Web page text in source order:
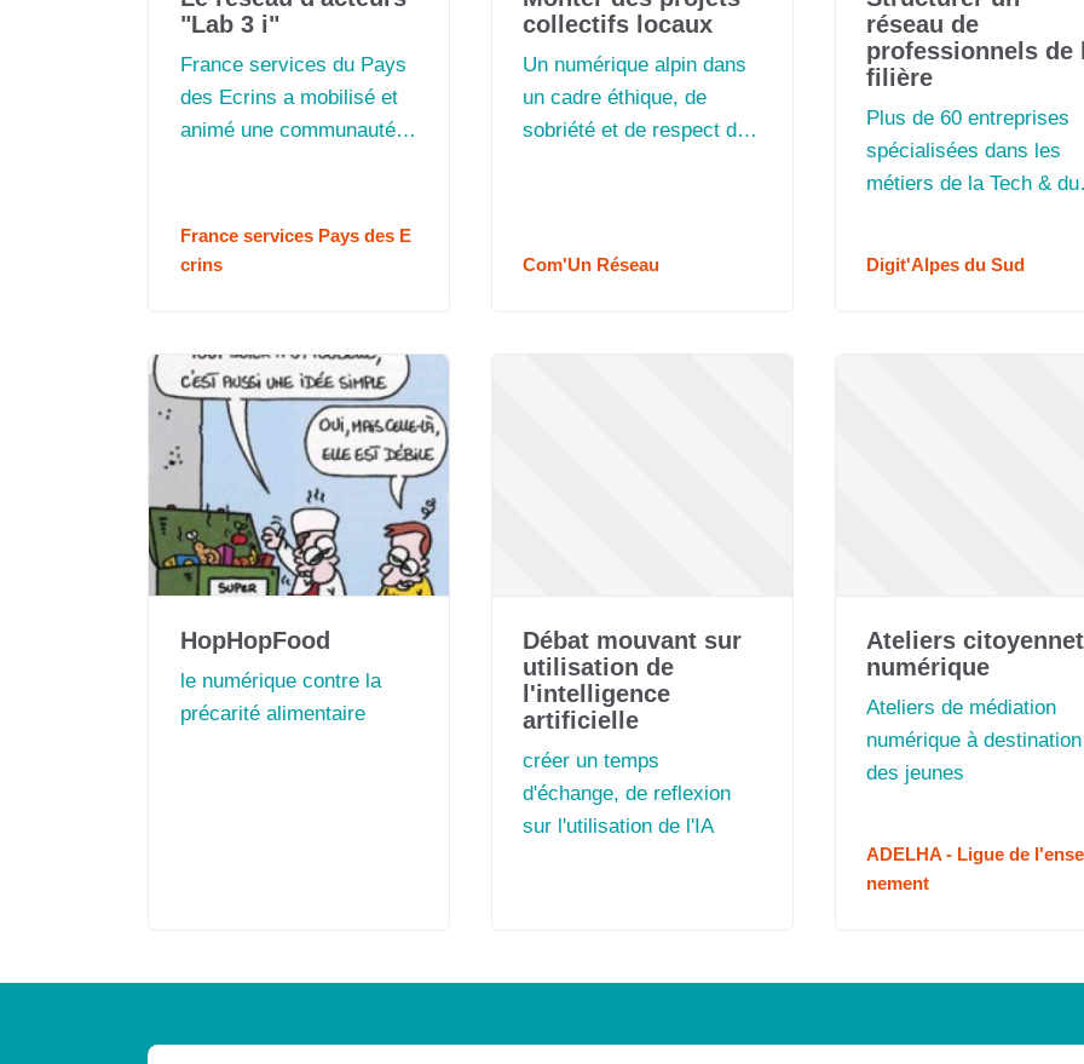
"Lab 3 i"
France services du Pays
des Ecrins a mobilisé et
animé une communauté
l'illettrisme et
l'illectronisme entre 2021
France services Pays des E
crins
collectifs locaux
Un numérique alpin dans
un cadre éthique, de
sobriété et de respect de
Com'Un Réseau
réseau de
professionnels de
filière
Plus de 60 entreprises
spécialisées dans les
métiers de la Tech & du
des Alpes du Sud
Digit'Alpes du Sud
HopHopFood
le numérique contre la
précarité alimentaire
Débat mouvant sur
utilisation de
l'intelligence
artificielle
créer un temps
d'échange, de reflexion
sur l'utilisation de l'IA
Ateliers
numérique
Ateliers de médiation
numérique à destination
des jeunes
ADELHA - Ligue de
nement